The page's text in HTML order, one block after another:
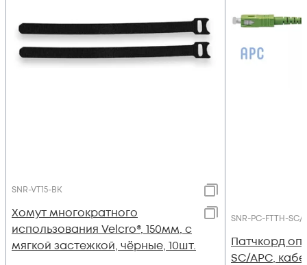
SNR-VT15-BK
Хомут многократного
использования Velcro®, 150мм, с
мягкой застежкой, чёрные, 10шт.
SNR-PC-FTTH-SC/
Патчкорд
SC/APC,